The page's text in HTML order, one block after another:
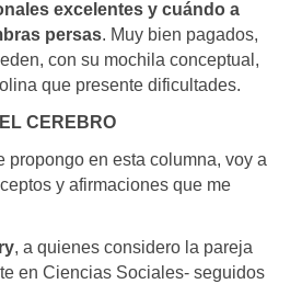
excelentes y cuándo a
persas. Muy bien pagados,
con su mochila conceptual,
que presente dificultades.
CEREBRO
propongo en esta columna, voy a
y afirmaciones que me
, a quienes considero la pareja
en Ciencias Sociales- seguidos